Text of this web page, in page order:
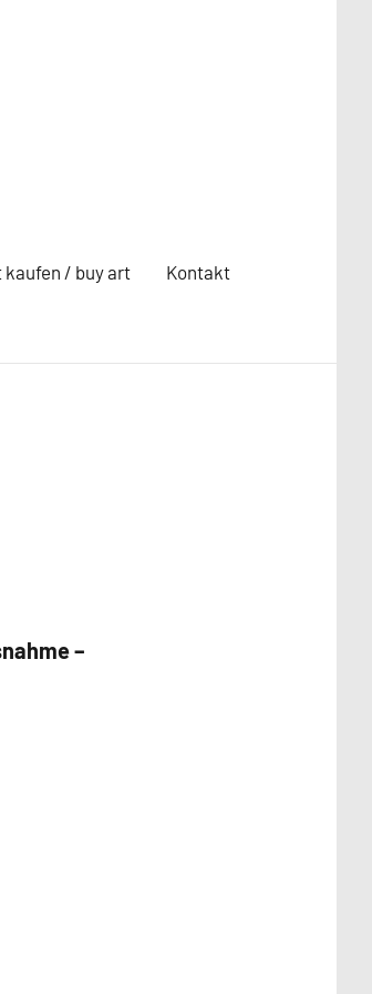
kaufen / buy art Kontakt
–